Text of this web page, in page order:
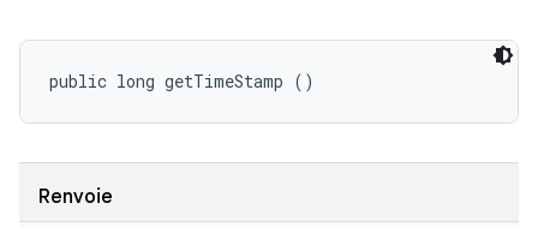
public long getTimeStamp ()
Renvoie